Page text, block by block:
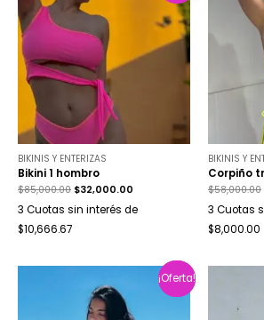
BIKINIS Y ENTERIZAS
Bikini 1 hombro
$85,000.00 $32,000.00
3 Cuotas sin interés de
$10,666.67
BIKINIS Y
Corpiño
$58,000.00
3 Cuotas
$8,000.00
¡Oferta!
¡Oferta!